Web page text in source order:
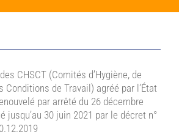
CHSCT (Comités d’Hygiène, de
Conditions de Travail) agréé par l’État
par arrêté du 26 décembre
jusqu’au 30 juin 2021 par le décret n°